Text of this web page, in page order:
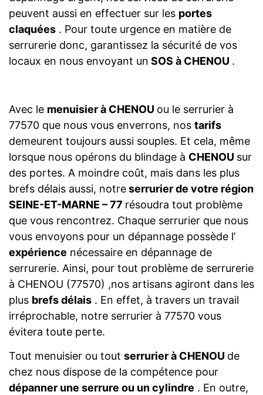
peuvent aussi en effectuer sur les portes
claquées . Pour toute urgence en matière de
serrurerie donc, garantissez la sécurité de vos
locaux en nous envoyant un SOS à CHENOU .
Avec le menuisier à CHENOU ou le serrurier à
77570 que nous vous enverrons, nos tarifs
demeurent toujours aussi souples. Et cela, même
lorsque nous opérons du blindage à CHENOU sur
des portes. A moindre coût, mais dans les plus
brefs délais aussi, notreserrurier de votre région
SEINE-ET-MARNE – 77 résoudra tout problème
que vous rencontrez. Chaque serrurier que nous
vous envoyons pour un dépannage possède l’
expérience nécessaire en dépannage de
serrurerie. Ainsi, pour tout problème de serrurerie
à CHENOU (77570) ,nos artisans agiront dans les
plus brefs délais . En effet, à travers un travail
irréprochable, notre serrurier à 77570 vous
évitera toute perte.
Tout menuisier ou tout serrurier à CHENOU de
chez nous dispose de la compétence pour
dépanner une serrure ou un cylindre . En outre,